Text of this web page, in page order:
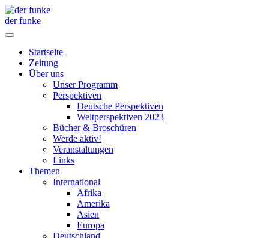
der funke
Startseite
Zeitung
Über uns
Unser Programm
Perspektiven
Deutsche Perspektiven
Weltperspektiven 2023
Bücher & Broschüren
Werde aktiv!
Veranstaltungen
Links
Themen
International
Afrika
Amerika
Asien
Europa
Deutschland